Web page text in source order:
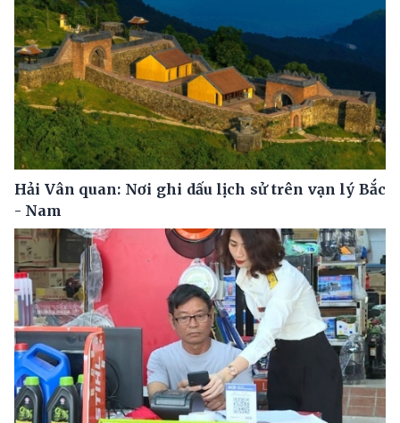
Hải Vân quan: Nơi ghi dấu lịch sử trên vạn lý Bắc
- Nam